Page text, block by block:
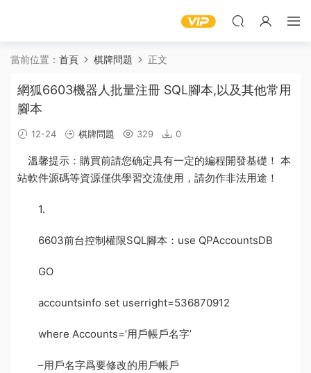
當前位置： 首頁 棋牌問題 正文
網狐6603機器人批量注冊 SQL腳本,以及其他常用
腳本
12-24 棋牌問題 329 0
溫馨提示：購買前請您确定具有一定的編程開發基礎！ 本
站軟件源碼等資源僅供學習交流使用，請勿作非法用途！
1.
6603前台控制權限SQL腳本 ：use QPAccountsDB
GO
accountsinfo set userright=536870912
where Accounts=’用戶帳戶名字’
–用戶名字爲要修改的用戶帳戶